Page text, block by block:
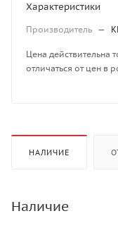
Характеристики
Производитель —
Цена действительна
отличаться от цен в
НАЛИЧИЕ
Наличие